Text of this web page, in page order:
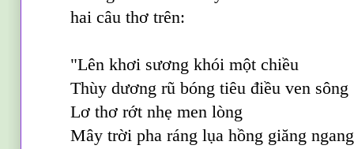
hai câu thơ trên:
"Lên khơi sương khói một chiều
Thùy dương rũ bóng tiêu điều ven sông
Lơ thơ rớt nhẹ men lòng
Mây trời pha ráng lụa hồng giăng ngang